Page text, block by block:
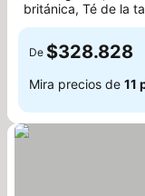
británica, Té de la
en Palm Court
De $328.828
Mira precios de 11